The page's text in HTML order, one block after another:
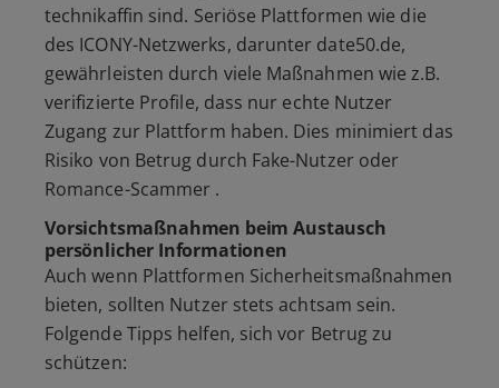
technikaffin sind. Seriöse Plattformen wie die
des ICONY-Netzwerks, darunter date50.de,
gewährleisten durch viele Maßnahmen wie z.B.
verifizierte Profile, dass nur echte Nutzer
Zugang zur Plattform haben. Dies minimiert das
Risiko von Betrug durch Fake-Nutzer oder
Romance-Scammer .
Vorsichtsmaßnahmen beim Austausch
persönlicher Informationen
Auch wenn Plattformen Sicherheitsmaßnahmen
bieten, sollten Nutzer stets achtsam sein.
Folgende Tipps helfen, sich vor Betrug zu
schützen: